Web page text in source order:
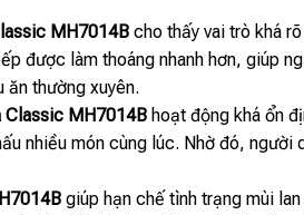
MH7014B cho thấy vai trò khá
được làm thoáng nhanh hơn, giúp
ăn thường xuyên.
Classic MH7014B hoạt động khá ổn
nhiều món cùng lúc. Nhờ đó,
giúp hạn chế tình trạng mùi